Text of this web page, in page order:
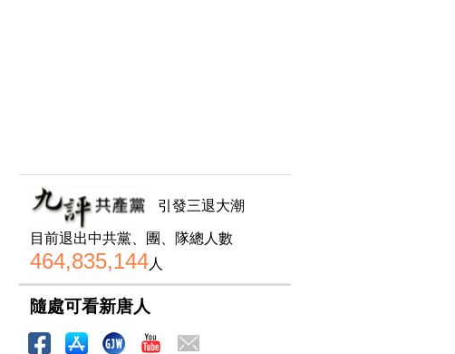
引發三退大潮
目前退出中共黨、團、隊總人數
464,835,144人
隨處可看新唐人